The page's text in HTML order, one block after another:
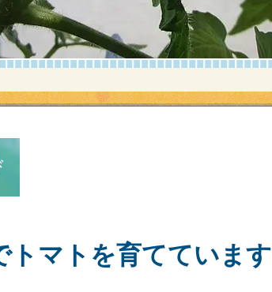
トマトを育てています